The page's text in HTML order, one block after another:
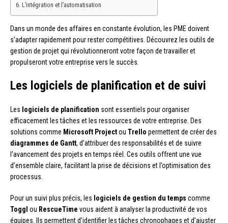
L’intégration et l’automatisation
Dans un monde des affaires en constante évolution, les PME doivent
s’adapter rapidement pour rester compétitives. Découvrez les outils de
gestion de projet qui révolutionneront votre façon de travailler et
propulseront votre entreprise vers le succès.
Les logiciels de planification et de suivi
Les logiciels de planification sont essentiels pour organiser
efficacement les tâches et les ressources de votre entreprise. Des
solutions comme Microsoft Projectou Trello permettent de créer des
diagrammes de Gantt, d’attribuer des responsabilités et de suivre
l’avancement des projets en temps réel. Ces outils offrent une vue
d’ensemble claire, facilitant la prise de décisions et l’optimisation des
processus.
Pour un suivi plus précis, les logiciels de gestion du temps comme
Toggl ou RescueTime vous aident à analyser la productivité de vos
équipes. Ils permettent d’identifier les tâches chronophages et d’ajuster